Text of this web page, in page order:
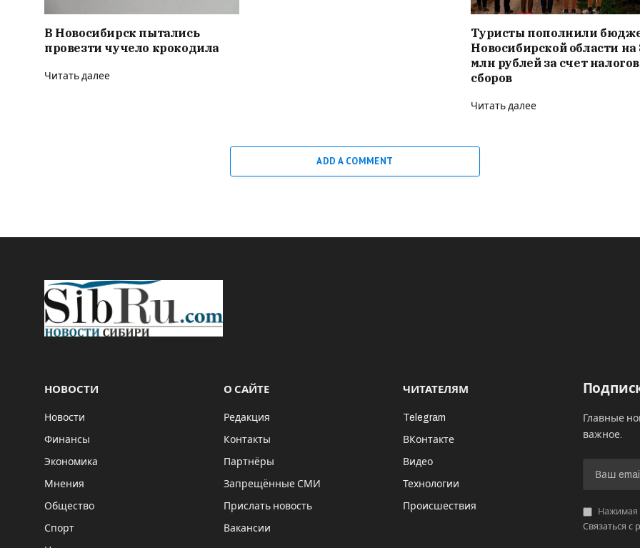
В Новосибирск пытались
провезти чучело крокодила
Читать далее
Туристы пополнили
Новосибирской области на
млн рублей за счет
сборов
Читать далее
ADD A COMMENT
НОВОСТИ
Новости
Финансы
Экономика
Мнения
Общество
Спорт
О САЙТЕ
Редакция
Контакты
Партнёры
Запрещённые СМИ
Прислать новость
Вакансии
ЧИТАТЕЛЯМ
Telegram
ВКонтакте
Видео
Технологии
Происшествия
Главные
важное.
Нажимая
Связаться с